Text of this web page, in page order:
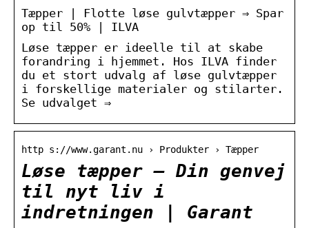
Tæpper | Flotte løse gulvtæpper ⇒ Spar
op til 50% | ILVA
Løse tæpper er ideelle til at skabe
forandring i hjemmet. Hos ILVA finder
du et stort udvalg af løse gulvtæpper
i forskellige materialer og stilarter.
Se udvalget ⇒
http s://www.garant.nu › Produkter › Tæpper
Løse tæpper – Din genvej
til nyt liv i
indretningen | Garant